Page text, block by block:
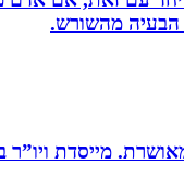
הבעיה מהשורש.
‏מייסדת ויו”ר